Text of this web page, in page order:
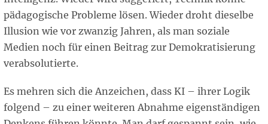
pädagogische Probleme lösen. Wieder droht dieselbe
Illusion wie vor zwanzig Jahren, als man soziale
Medien noch für einen Beitrag zur Demokratisierung
verabsolutierte.
Es mehren sich die Anzeichen, dass KI – ihrer Logik
folgend – zu einer weiteren Abnahme eigenständigen